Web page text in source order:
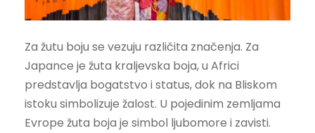
Za žutu boju se vezuju različita značenja. Za
Japance je žuta kraljevska boja, u Africi
predstavlja bogatstvo i status, dok na Bliskom
istoku simbolizuje žalost. U pojedinim zemljama
Evrope žuta boja je simbol ljubomore i zavisti.